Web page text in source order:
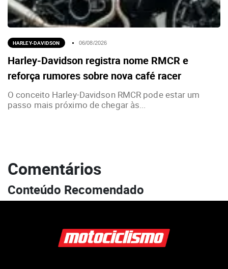
HARLEY-DAVIDSON 06/08/2026
Harley-Davidson registra nome RMCR e
reforça rumores sobre nova café racer
O conceito Harley-Davidson RMCR pode estar um
passo mais próximo de chegar às...
Comentários
Conteúdo Recomendado